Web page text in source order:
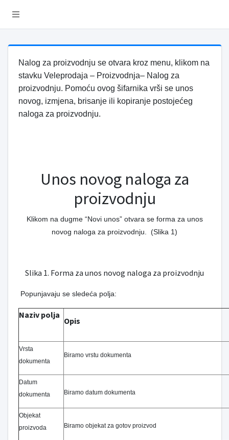
Nalog za proizvodnju se otvara kroz menu, klikom na
stavku Veleprodaja – Proizvodnja– Nalog za
proizvodnju. Pomoću ovog šifarnika vrši se unos
novog, izmjena, brisanje ili kopiranje postojećeg
naloga za proizvodnju.
Unos novog naloga za
proizvodnju
Klikom na dugme “Novi unos” otvara se forma za unos
novog naloga za proizvodnju. (Slika 1)
Slika 1. Forma za unos novog naloga za proizvodnju
Popunjavaju se sledeća polja:
Naziv polja
Opis
Vrsta
dokumenta
Biramo vrstu dokumenta
Datum
dokumenta
Biramo datum dokumenta
Objekat
proizvoda
Biramo objekat za gotov proizvod